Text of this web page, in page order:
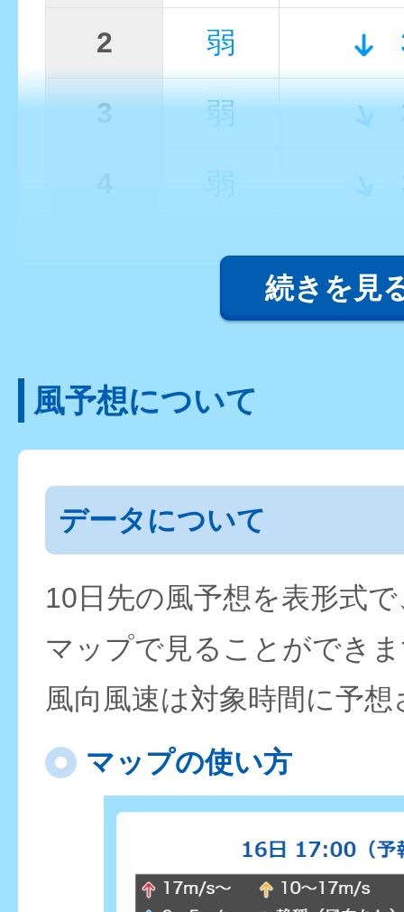
2 弱
3 弱
弱
続きを見
風予想について
データについて
10日先の風予想を表形式
マップで見ることができ
風向風速は対象時間に予
マップの使い方